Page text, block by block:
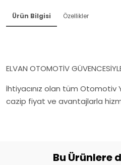
Ürün Bilgisi Özellikler
ELVAN OTOMOTİV
İhtiyacınız olan tüm Otomotiv
cazip fiyat ve avantajlarla
Bu Ürünlere